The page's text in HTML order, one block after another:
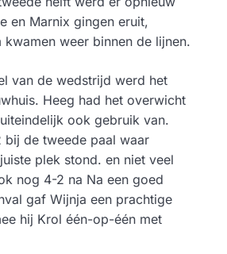
en Marnix gingen eruit,
kwamen weer binnen de lijnen.
van de wedstrijd werd het
Heeg had het overwicht
ook gebruik van.
bij de tweede paal waar
plek stond. en niet veel
nog 4-2 na Na een goed
gaf Wijnja een prachtige
hij Krol één-op-één met